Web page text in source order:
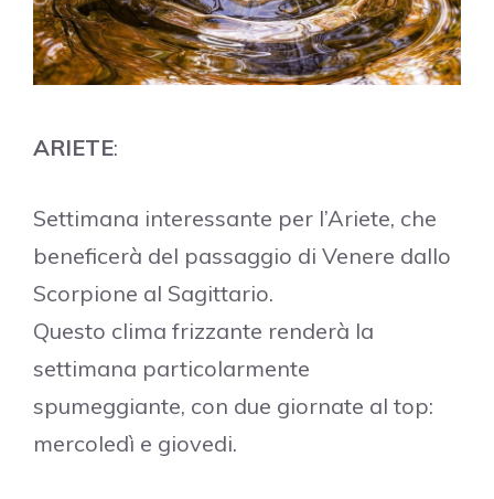
ARIETE:
Settimana interessante per l’Ariete, che
beneficerà del passaggio di Venere dallo
Scorpione al Sagittario.
Questo clima frizzante renderà la
settimana particolarmente
spumeggiante, con due giornate al top:
mercoledì e giovedi.